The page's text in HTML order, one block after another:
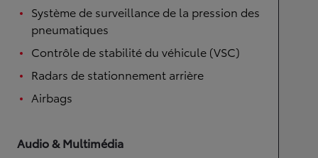
Système de surveillance de la pression des
pneumatiques
Contrôle de stabilité du véhicule (VSC)
Radars de stationnement arrière
Airbags
Audio & Multimédia